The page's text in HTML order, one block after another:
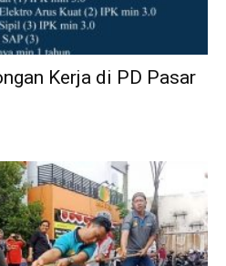
Kerja di PD Pasar